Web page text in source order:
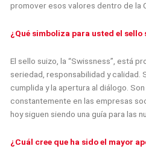
promover esos valores dentro de la
¿Qué simboliza para usted el sello
El sello suizo, la “Swissness”, está
seriedad, responsabilidad y calidad.
cumplida y la apertura al diálogo.
constantemente en las empresas
hoy siguen siendo una guía para las
¿Cuál cree que ha sido el mayor